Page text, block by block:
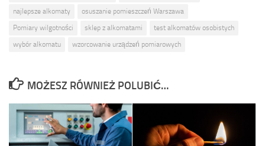
najlepsze alkomaty
osuszanie pomieszczeń Warszawa
Pomiary wilgotności
sklep z alkomatami
test alkomatów osobistych
wybór alkomatu
wzorcowanie urządzeń pomiarowych
MOŻESZ RÓWNIEŻ POLUBIĆ…